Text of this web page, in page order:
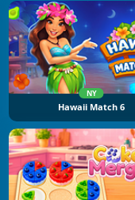
NY
Hawaii Match 6